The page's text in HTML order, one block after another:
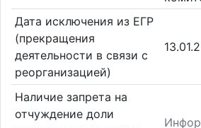
Дата исключения из ЕГР
(прекращения
деятельности в связи с
реорганизацией)
Наличие запрета на
отчуждение доли